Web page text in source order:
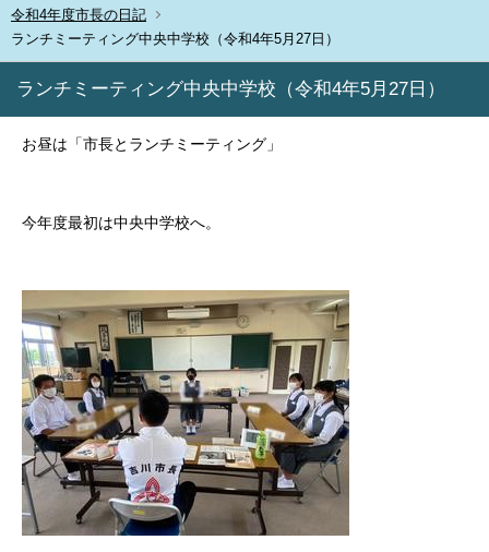
令和4年度市長の日記
ランチミーティング中央中学校（令和4年5月27日）
ランチミーティング中央中学校（令和4年5月27日）
お昼は「市長とランチミーティング」
今年度最初は中央中学校へ。